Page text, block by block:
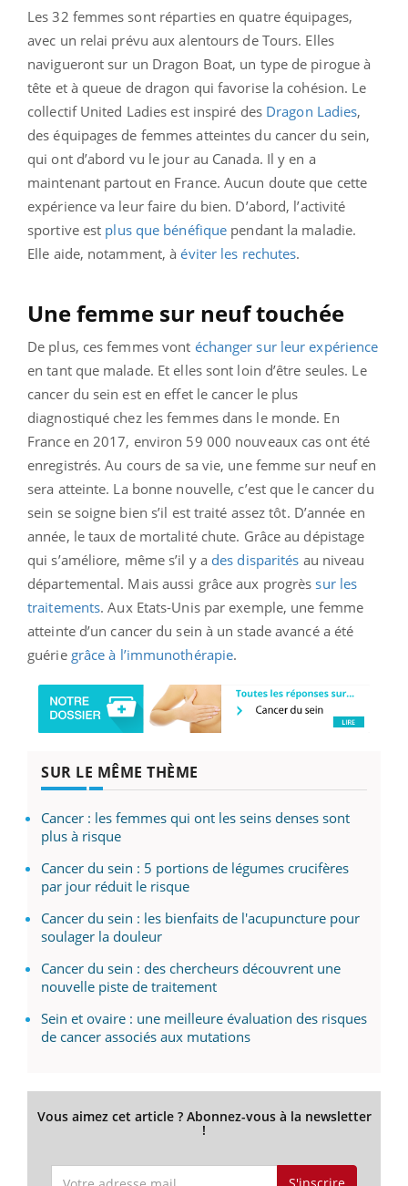
Les 32 femmes sont réparties en quatre équipages,
avec un relai prévu aux alentours de Tours. Elles
navigueront sur un Dragon Boat, un type de pirogue à
tête et à queue de dragon qui favorise la cohésion. Le
collectif United Ladies est inspiré des Dragon Ladies,
des équipages de femmes atteintes du cancer du sein,
qui ont d’abord vu le jour au Canada. Il y en a
maintenant partout en France. Aucun doute que cette
expérience va leur faire du bien. D’abord, l’activité
sportive est plus que bénéfique pendant la maladie.
Elle aide, notamment, àéviter les rechutes.
Une femme sur neuf touchée
De plus, ces femmes vont échanger sur leur expérience
en tant que malade. Et elles sont loin d’être seules. Le
cancer du sein est en effet le cancer le plus
diagnostiqué chez les femmes dans le monde. En
France en 2017, environ 59 000 nouveaux cas ont été
enregistrés. Au cours de sa vie, une femme sur neuf en
sera atteinte. La bonne nouvelle, c’est que le cancer du
sein se soigne bien s’il est traité assez tôt. D’année en
année, le taux de mortalité chute. Grâce au dépistage
qui s’améliore, même s’il y a des disparités au niveau
départemental. Mais aussi grâce aux progrèssur les
traitements. Aux Etats-Unis par exemple, une femme
atteinte d’un cancer du sein à un stade avancé a été
guérie grâce à l’immunothérapie.
SUR LE MÊME THÈME
Cancer : les femmes qui ont les seins denses sont
plus à risque
Cancer du sein : 5 portions de légumes crucifères
par jour réduit le risque
Cancer du sein : les bienfaits de l'acupuncture pour
soulager la douleur
Cancer du sein : des chercheurs découvrent une
nouvelle piste de traitement
Sein et ovaire : une meilleure évaluation des risques
de cancer associés aux mutations
Vous aimez cet article ? Abonnez-vous à la newsletter
!